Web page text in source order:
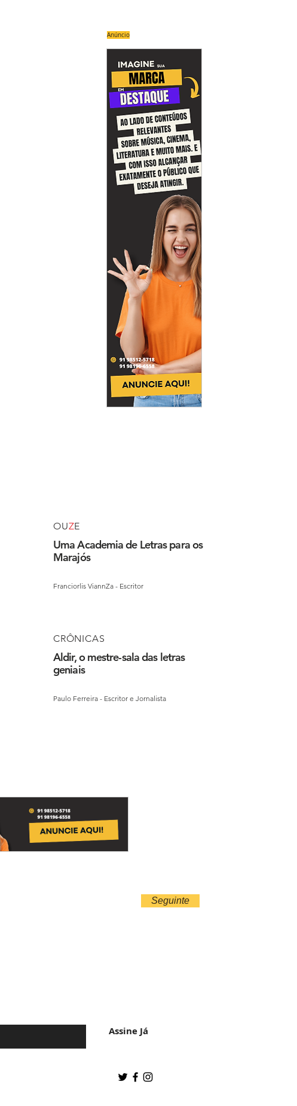
Anúncio
OUZE
Uma Academia de Letras para os
Marajós
Franciorlis ViannZa - Escritor
CRÔNICAS
Aldir, o mestre-sala das letras
geniais
Paulo Ferreira - Escritor e Jornalista
Seguinte
Assine Já